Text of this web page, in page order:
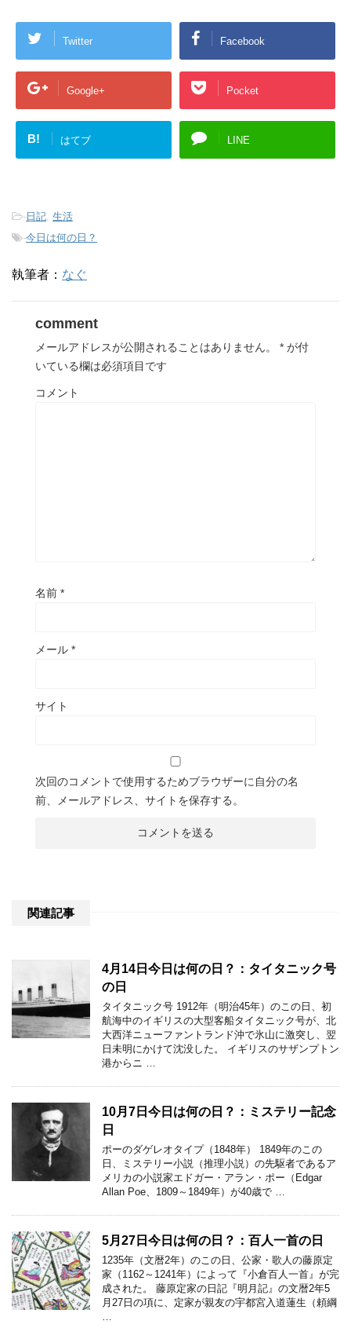
Twitter Facebook
Google+ Pocket
B! はてブ LINE
- 日記, 生活
-今日は何の日？
執筆者： なぐ
comment
メールアドレスが公開されることはありません。 * が付
いている欄は必須項目です
コメント
名前 *
メール *
サイト
次回のコメントで使用するためブラウザーに自分の名
前、メールアドレス、サイトを保存する。
関連記事
4月14日今日は何の日？：タイタニック号
の日
タイタニック号 1912年（明治45年）のこの日、初
航海中のイギリスの大型客船タイタニック号が、北
大西洋ニューファントランド沖で氷山に激突し、翌
日未明にかけて沈没した。 イギリスのサザンプトン
港からニ …
10月7日今日は何の日？：ミステリー記念
日
ポーのダゲレオタイプ（1848年） 1849年のこの
日、ミステリー小説（推理小説）の先駆者であるア
メリカの小説家エドガー・アラン・ポー（Edgar
Allan Poe、1809～1849年）が40歳で …
5月27日今日は何の日？：百人一首の日
1235年（文暦2年）のこの日、公家・歌人の藤原定
家（1162～1241年）によって『小倉百人一首』が完
成された。 藤原定家の日記『明月記』の文暦2年5
月27日の項に、定家が親友の宇都宮入道蓮生（頼綱
…